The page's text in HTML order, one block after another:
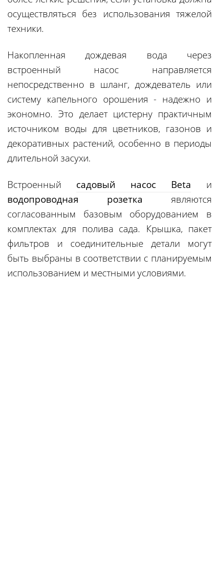
осуществляться без использования тяжелой
техники.
Накопленная дождевая вода через
встроенный насос направляется
непосредственно в шланг, дождеватель или
систему капельного орошения - надежно и
экономно. Это делает цистерну практичным
источником воды для цветников, газонов и
декоративных растений, особенно в периоды
длительной засухи.
Встроенный садовый насос Beta и
водопроводная розетка являются
согласованным базовым оборудованием в
комплектах для полива сада. Крышка, пакет
фильтров и соединительные детали могут
быть выбраны в соответствии с планируемым
использованием и местными условиями.